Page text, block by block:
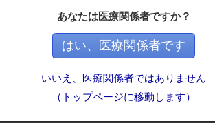
器・
30075-10
ン
あなたは医療関係者ですか？
はい、医療関係者です
いいえ、医療関係者ではありません
（トップページに移動します）